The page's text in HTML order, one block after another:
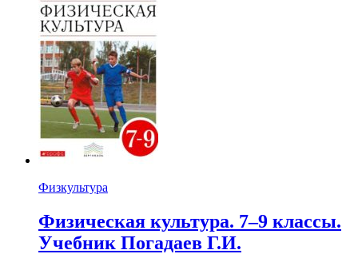
Физкультура
Физическая культура. 7–9 классы.
Учебник Погадаев Г.И.